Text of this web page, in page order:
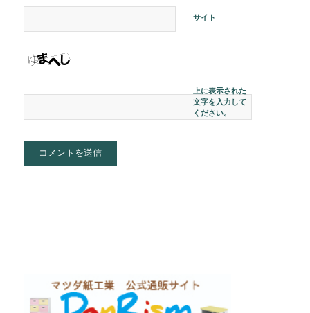
サイト
上に表示された
文字を入力して
ください。